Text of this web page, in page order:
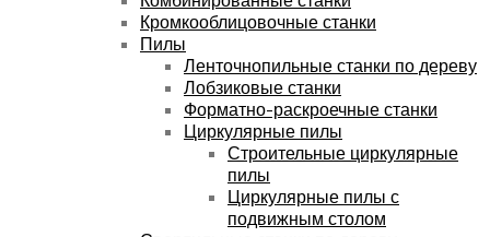
Кромкооблицовочные станки
Пилы
Ленточнопильные станки по дереву
Лобзиковые станки
Форматно-раскроечные станки
Циркулярные пилы
Строительные циркулярные
пилы
Циркулярные пилы с
подвижным столом